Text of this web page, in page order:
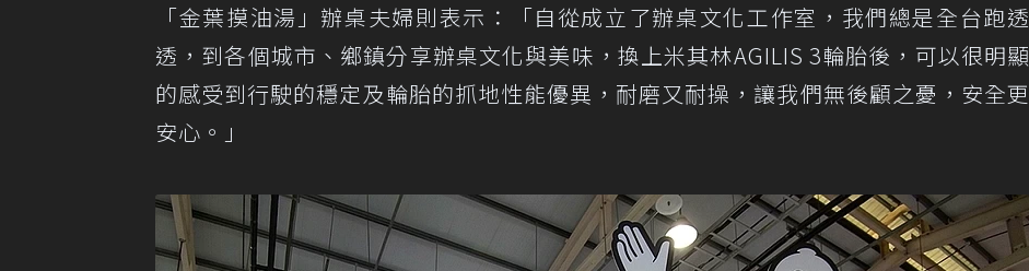
「金葉摸油湯」辦桌夫婦則表示：「自從成立了辦桌文化工作室，我們總是全台跑透
透，到各個城市、鄉鎮分享辦桌文化與美味，換上米其林AGILIS 3輪胎後，可以很明顯
的感受到行駛的穩定及輪胎的抓地性能優異，耐磨又耐操，讓我們無後顧之憂，安全更
安心。」